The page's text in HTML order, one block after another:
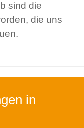
sind die
die uns
in